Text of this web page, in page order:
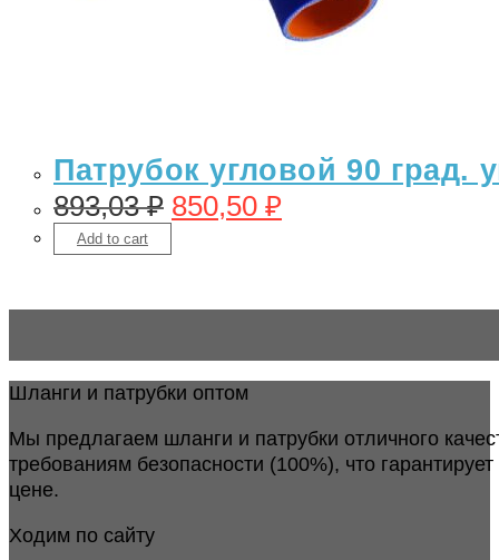
Патрубок угловой 90 град.
893,03₽ 850,50 ₽
Add to cart
Шланги и патрубки оптом
Мы предлагаем шланги и патрубки отличного
требованиям безопасности (100%), что
цене.
Ходим по сайту